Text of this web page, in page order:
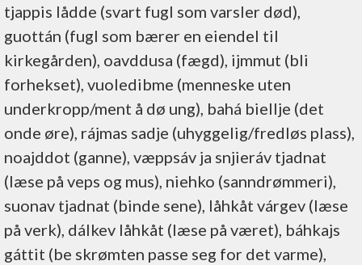
tjappis lådde (svart fugl som varsler død),
guottán (fugl som bærer en eiendel til
kirkegården), oavddusa (fægd), ijmmut (bli
forhekset), vuoledibme (menneske uten
underkropp/ment å dø ung), bahá biellje (det
onde øre), rájmas sadje (uhyggelig/fredløs plass),
noajddot (ganne), væppsáv ja snjieráv tjadnat
(læse på veps og mus), niehko (sanndrømmeri),
suonav tjadnat (binde sene), låhkåt várgev (læse
på verk), dálkev låhkåt (læse på været), báhkajs
gáttit (be skrømten passe seg for det varme),